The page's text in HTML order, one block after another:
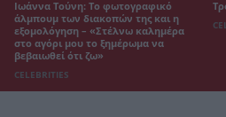
Ιωάννα Τούνη: Το φωτογραφικό
άλμπουμ των διακοπών της και η
εξομολόγηση – «Στέλνω καλημέρα
στο αγόρι μου το ξημέρωμα να
βεβαιωθεί ότι ζω»
CELEBRITIES